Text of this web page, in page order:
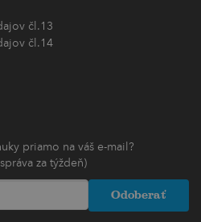
čl.13
čl.14
priamo na váš e-mail?
za týždeň)
Odoberať